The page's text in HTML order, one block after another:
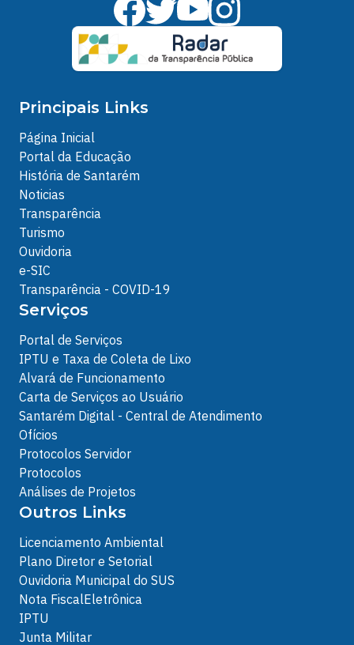
Principais Links
Página Inicial
Portal da Educação
História de Santarém
Noticias
Transparência
Turismo
Ouvidoria
e-SIC
Transparência - COVID-19
Serviços
Portal de Serviços
IPTU e Taxa de Coleta de Lixo
Alvará de Funcionamento
Carta de Serviços ao Usuário
Santarém Digital - Central de Atendimento
Ofícios
Protocolos Servidor
Protocolos
Análises de Projetos
Outros Links
Licenciamento Ambiental
Plano Diretor e Setorial
Ouvidoria Municipal do SUS
Nota FiscalEletrônica
IPTU
Junta Militar